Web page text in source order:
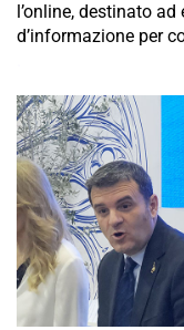
l’online, destinato
d’informazione per